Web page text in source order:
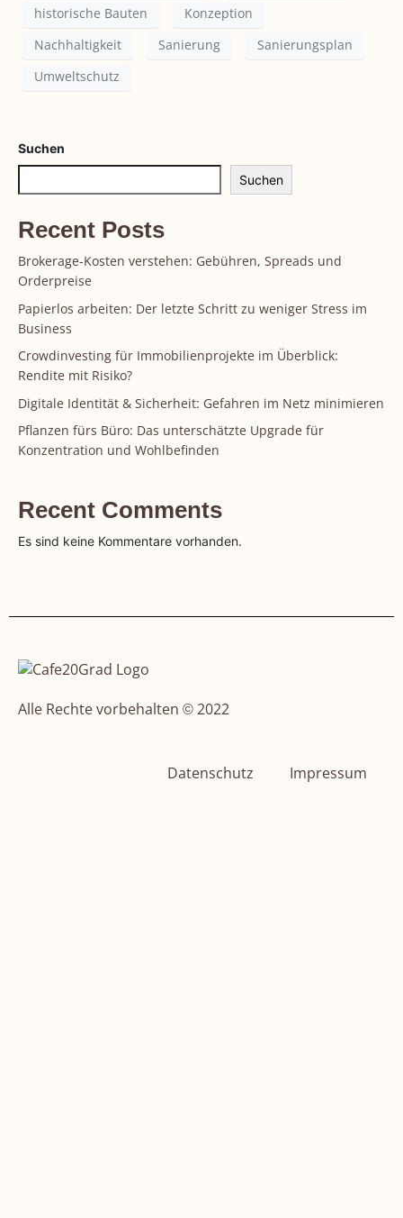
historische Bauten Konzeption
Nachhaltigkeit Sanierung Sanierungsplan
Umweltschutz
Suchen
Suchen
Recent Posts
Brokerage-Kosten verstehen: Gebühren, Spreads und
Orderpreise
Papierlos arbeiten: Der letzte Schritt zu weniger Stress im
Business
Crowdinvesting für Immobilienprojekte im Überblick:
Rendite mit Risiko?
Digitale Identität & Sicherheit: Gefahren im Netz minimieren
Pflanzen fürs Büro: Das unterschätzte Upgrade für
Konzentration und Wohlbefinden
Recent Comments
Es sind keine Kommentare vorhanden.
Alle Rechte vorbehalten © 2022
Datenschutz Impressum